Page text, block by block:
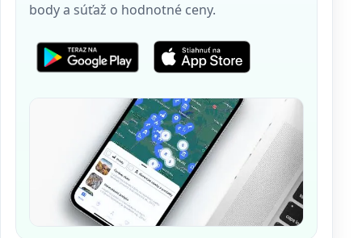
body a súťaž o hodnotné ceny.